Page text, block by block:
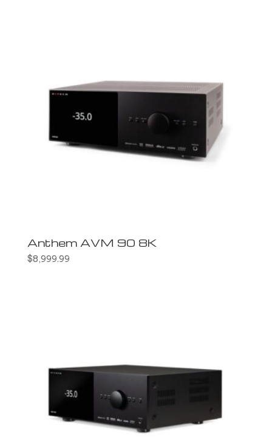
Anthem AVM 90 8K
$8,999.99